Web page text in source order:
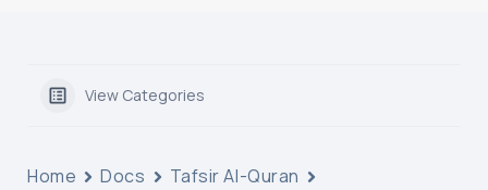
View Categories
Home Docs
Tafsir Al-Quran